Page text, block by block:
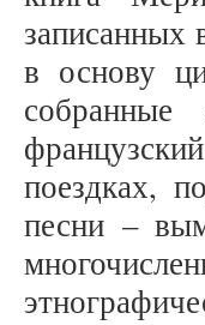
записанных
в основу
поездках,
песни –